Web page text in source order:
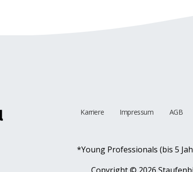
Karriere Impressum AGB
*Young Professionals (bis 5